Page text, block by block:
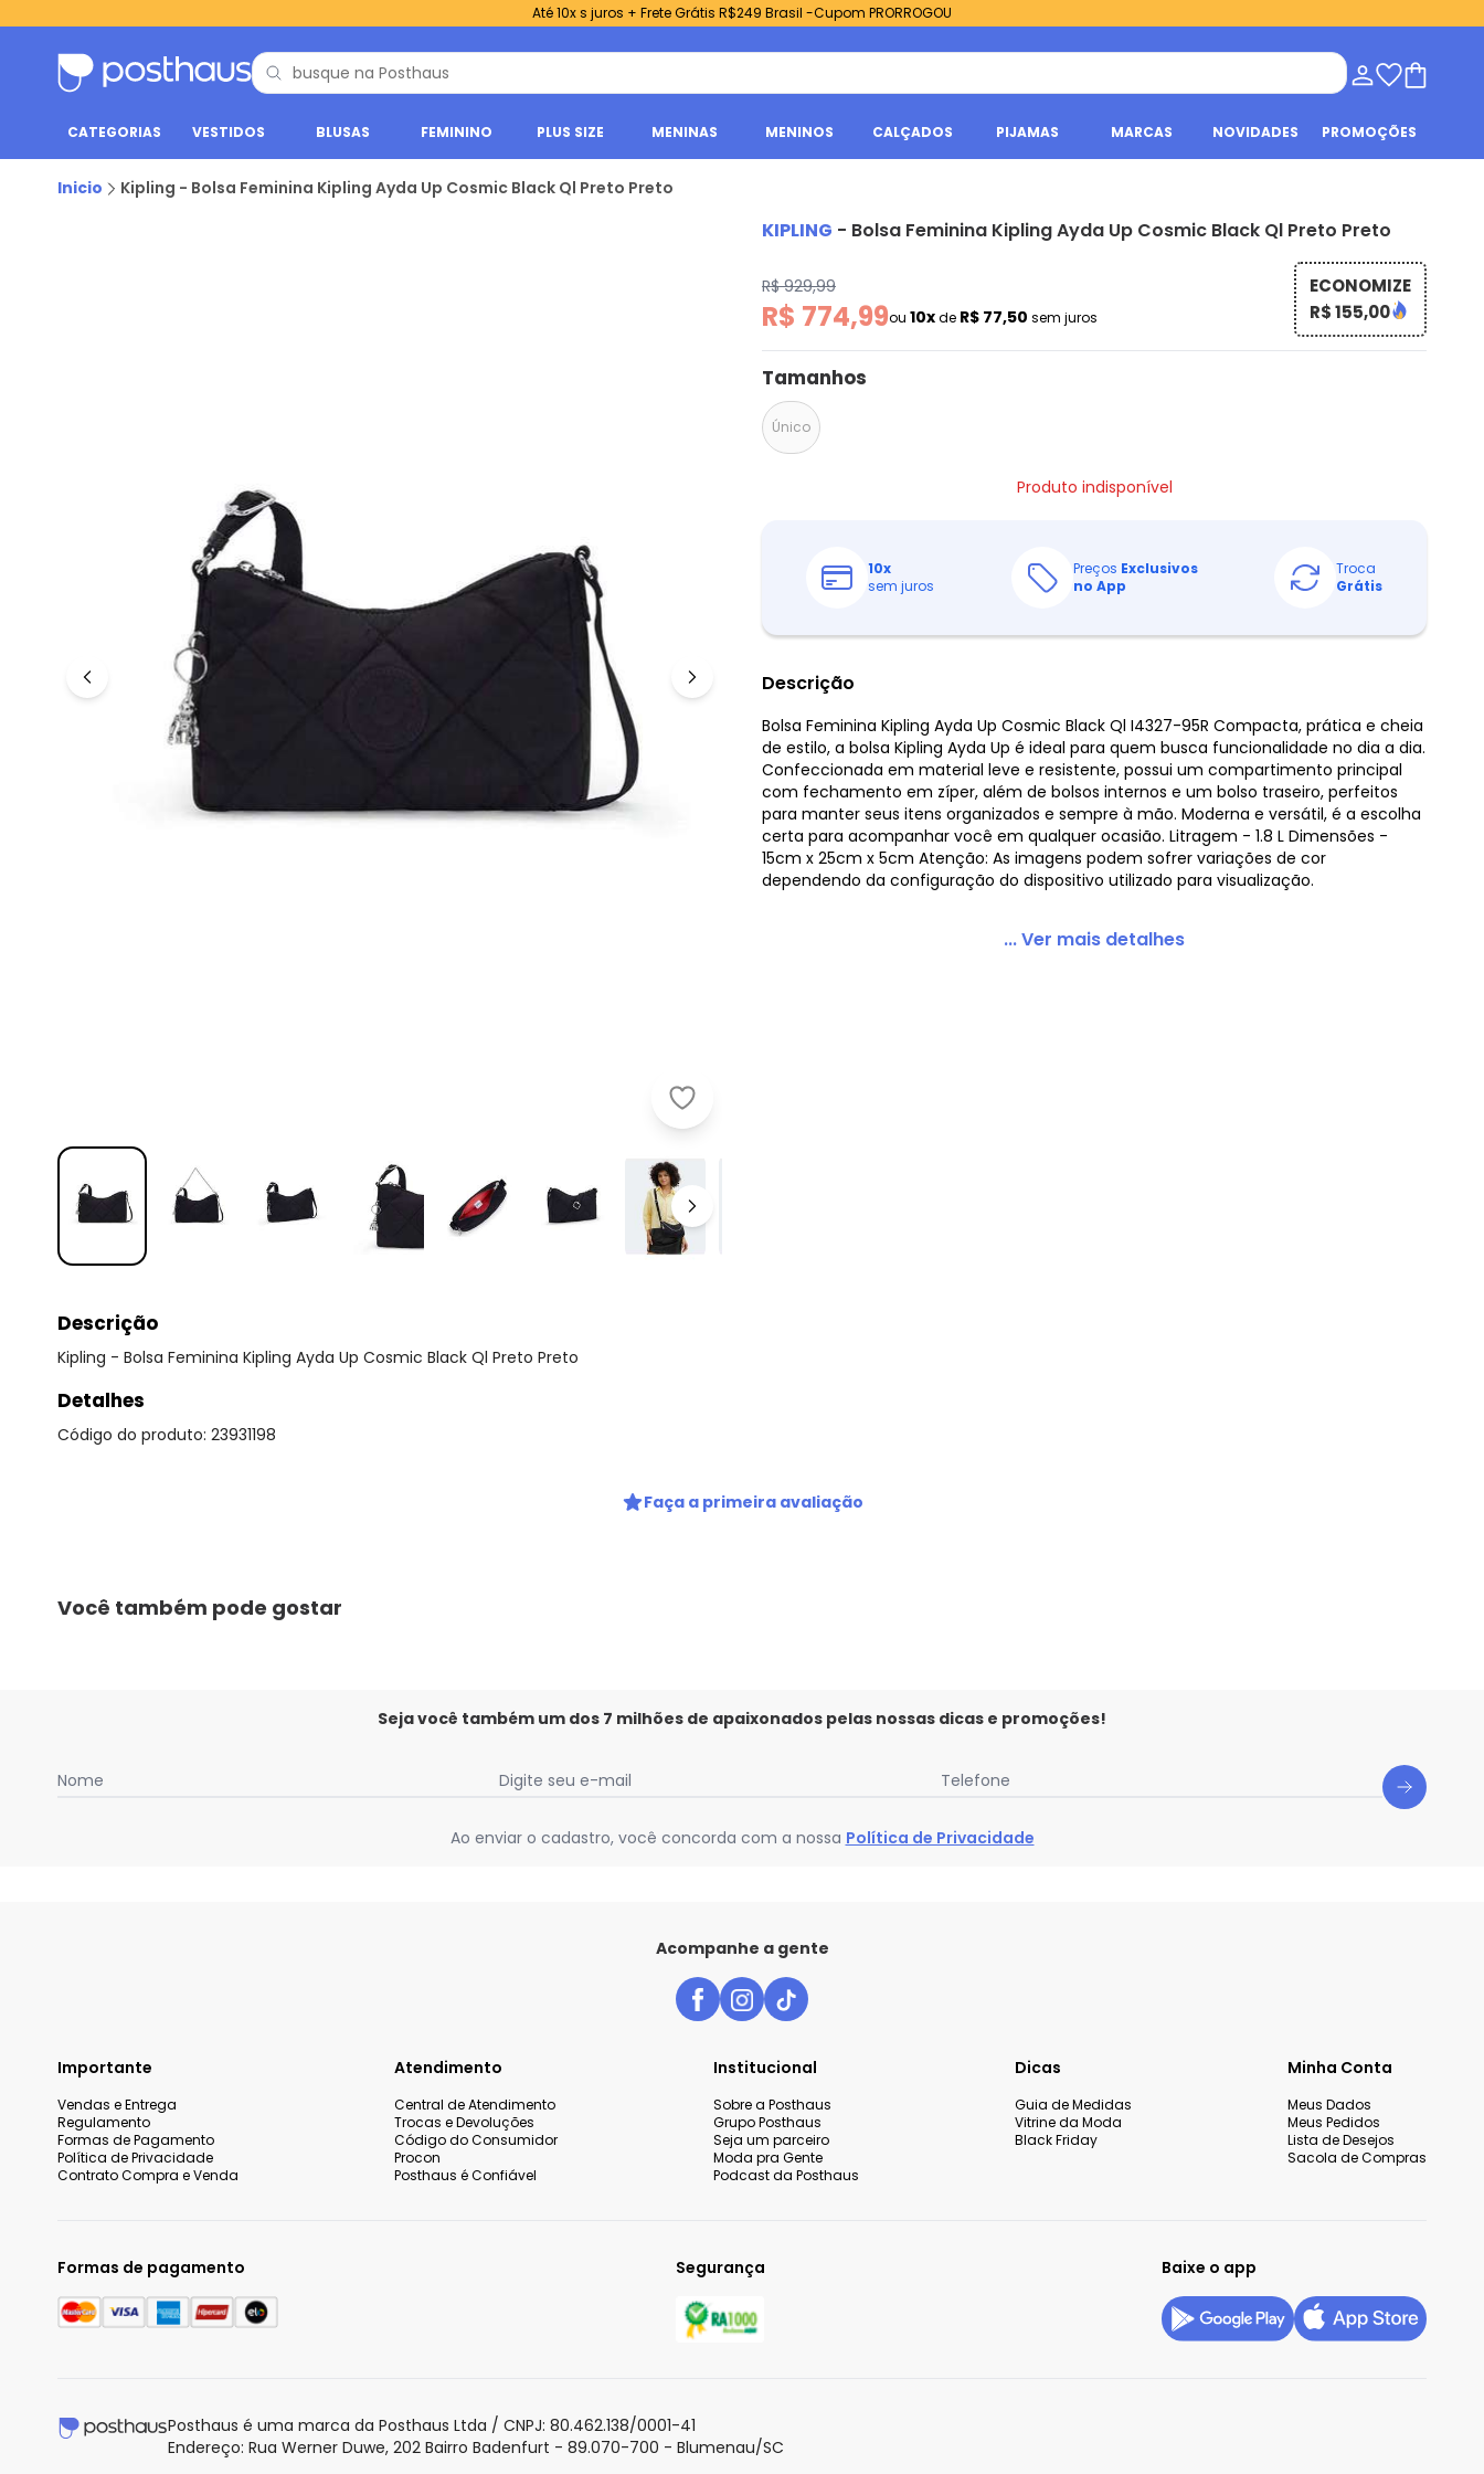
Até 10x s juros + Frete Grátis R$249 Brasil -Cupom PRORROGOU
CATEGORIAS VESTIDOS BLUSAS FEMININO PLUS SIZE MENINAS MENINOS CALÇADOS PIJAMAS MARCAS NOVIDADES PROMOÇÕES
Inicio Kipling - Bolsa Feminina Kipling Ayda Up Cosmic Black Ql Preto Preto
Kipling - Bolsa Feminina Kipling Ayda Up Cosmic Black Ql Preto Preto
KIPLING - Bolsa Feminina Kipling Ayda Up Cosmic Black Ql Preto Preto
R$ 929,99
R$ 774,99ou 10xde R$ 77,50 sem juros
ECONOMIZE
R$ 155,00
Tamanhos
Único
Produto indisponível
10x
sem juros
Preços Exclusivos
no App
Troca
Grátis
Descrição
Bolsa Feminina Kipling Ayda Up Cosmic Black Ql I4327-95R Compacta, prática e cheia
de estilo, a bolsa Kipling Ayda Up é ideal para quem busca funcionalidade no dia a dia.
Confeccionada em material leve e resistente, possui um compartimento principal
com fechamento em zíper, além de bolsos internos e um bolso traseiro, perfeitos
para manter seus itens organizados e sempre à mão. Moderna e versátil, é a escolha
certa para acompanhar você em qualquer ocasião. Litragem - 1.8 L Dimensões -
15cm x 25cm x 5cm Atenção: As imagens podem sofrer variações de cor
dependendo da configuração do dispositivo utilizado para visualização.
... Ver mais detalhes
Descrição
Kipling - Bolsa Feminina Kipling Ayda Up Cosmic Black Ql Preto Preto
Detalhes
Código do produto: 23931198
Faça a primeira avaliação
Você também pode gostar
Seja você também um dos 7 milhões de apaixonados pelas nossas dicas e promoções!
Nome Digite seu e-mail Telefone
Ao enviar o cadastro, você concorda com a nossa Política de Privacidade
Acompanhe a gente
Importante
Vendas e Entrega
Regulamento
Formas de Pagamento
Política de Privacidade
Contrato Compra e Venda
Atendimento
Central de Atendimento
Trocas e Devoluções
Código do Consumidor
Procon
Posthaus é Confiável
Institucional
Sobre a Posthaus
Grupo Posthaus
Seja um parceiro
Moda pra Gente
Podcast da Posthaus
Dicas
Guia de Medidas
Vitrine da Moda
Black Friday
Minha Conta
Meus Dados
Meus Pedidos
Lista de Desejos
Sacola de Compras
Formas de pagamento Segurança Baixe o app
Posthaus é uma marca da Posthaus Ltda / CNPJ: 80.462.138/0001-41
Endereço: Rua Werner Duwe, 202 Bairro Badenfurt - 89.070-700 - Blumenau/SC
saber mais.